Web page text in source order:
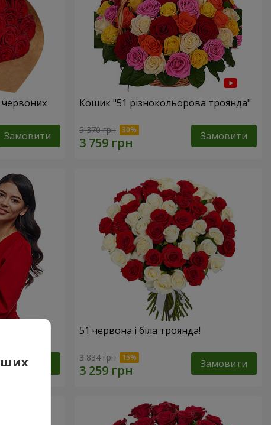
червоних
Замовити
Кошик "51 різнокольорова троянда"
5 370 грн Замовити
Замовити
51 червона і біла троянда!
3 834 грн Замовити